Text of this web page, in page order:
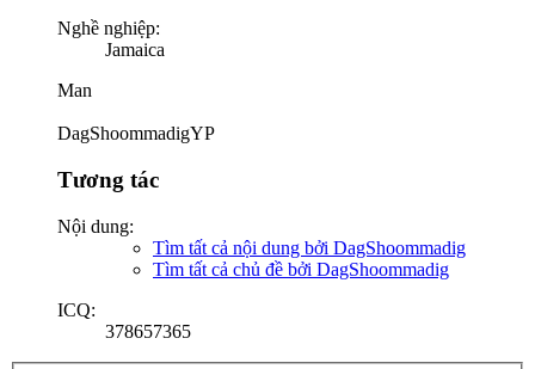
Nghề nghiệp:
Jamaica
Man
DagShoommadigYP
Tương tác
Nội dung:
Tìm tất cả nội dung bởi DagShoommadig
Tìm tất cả chủ đề bởi DagShoommadig
ICQ:
378657365